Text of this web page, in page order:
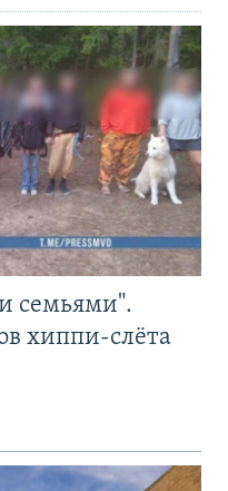
семьями".
хиппи-слёта